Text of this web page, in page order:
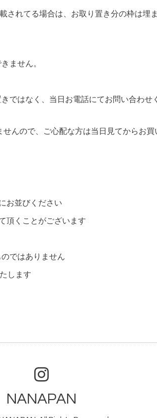
されてる場合は、お取り置き分の枠は埋
ません。
ではなく、当日お電話にてお問い合わ
んので、ご心配な方は当日見てからお買
お並びください
頂くことがございます
ではありません
します
NANAPAN